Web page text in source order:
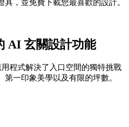
，並免費下載您最喜歡的設計。
AI 玄關設計功能
程式解決了入口空間的獨特挑戰
一印象美學以及有限的坪數。